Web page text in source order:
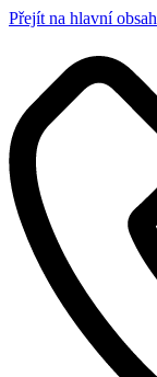
Přejít na hlavní obsah